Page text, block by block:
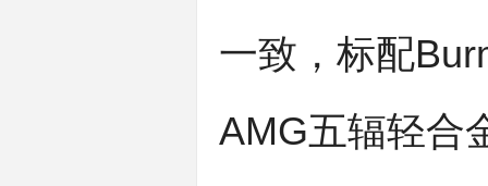
一致，标配
AMG五辐轻合